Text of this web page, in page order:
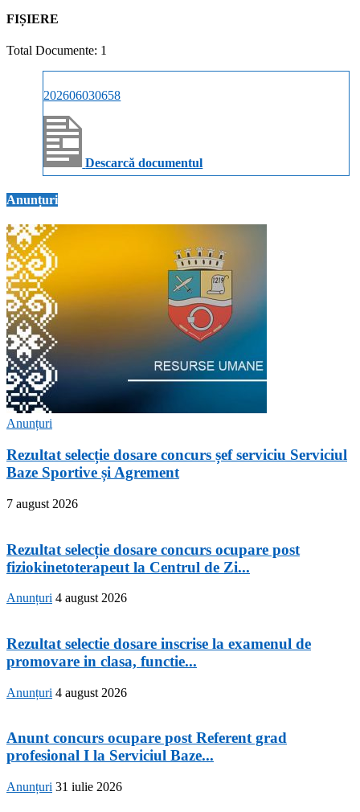
FIȘIERE
Total Documente: 1
202606030658
Descarcă documentul
Anunțuri
Anunțuri
Rezultat selecție dosare concurs șef serviciu Serviciul
Baze Sportive și Agrement
7 august 2026
Rezultat selecție dosare concurs ocupare post
fiziokinetoterapeut la Centrul de Zi...
Anunțuri 4 august 2026
Rezultat selectie dosare inscrise la examenul de
promovare in clasa, functie...
Anunțuri 4 august 2026
Anunt concurs ocupare post Referent grad
profesional I la Serviciul Baze...
Anunțuri 31 iulie 2026